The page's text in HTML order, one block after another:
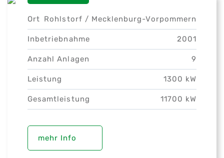
Ort Rohlstorf / Mecklenburg-Vorpommern
Inbetriebnahme 2001
Anzahl Anlagen 9
Leistung 1300 kW
Gesamtleistung 11700 kW
mehr Info